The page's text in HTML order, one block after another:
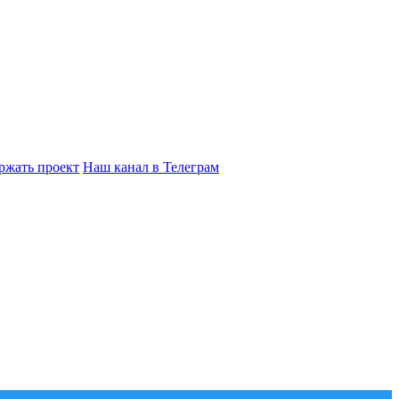
проект Наш канал в Телеграм